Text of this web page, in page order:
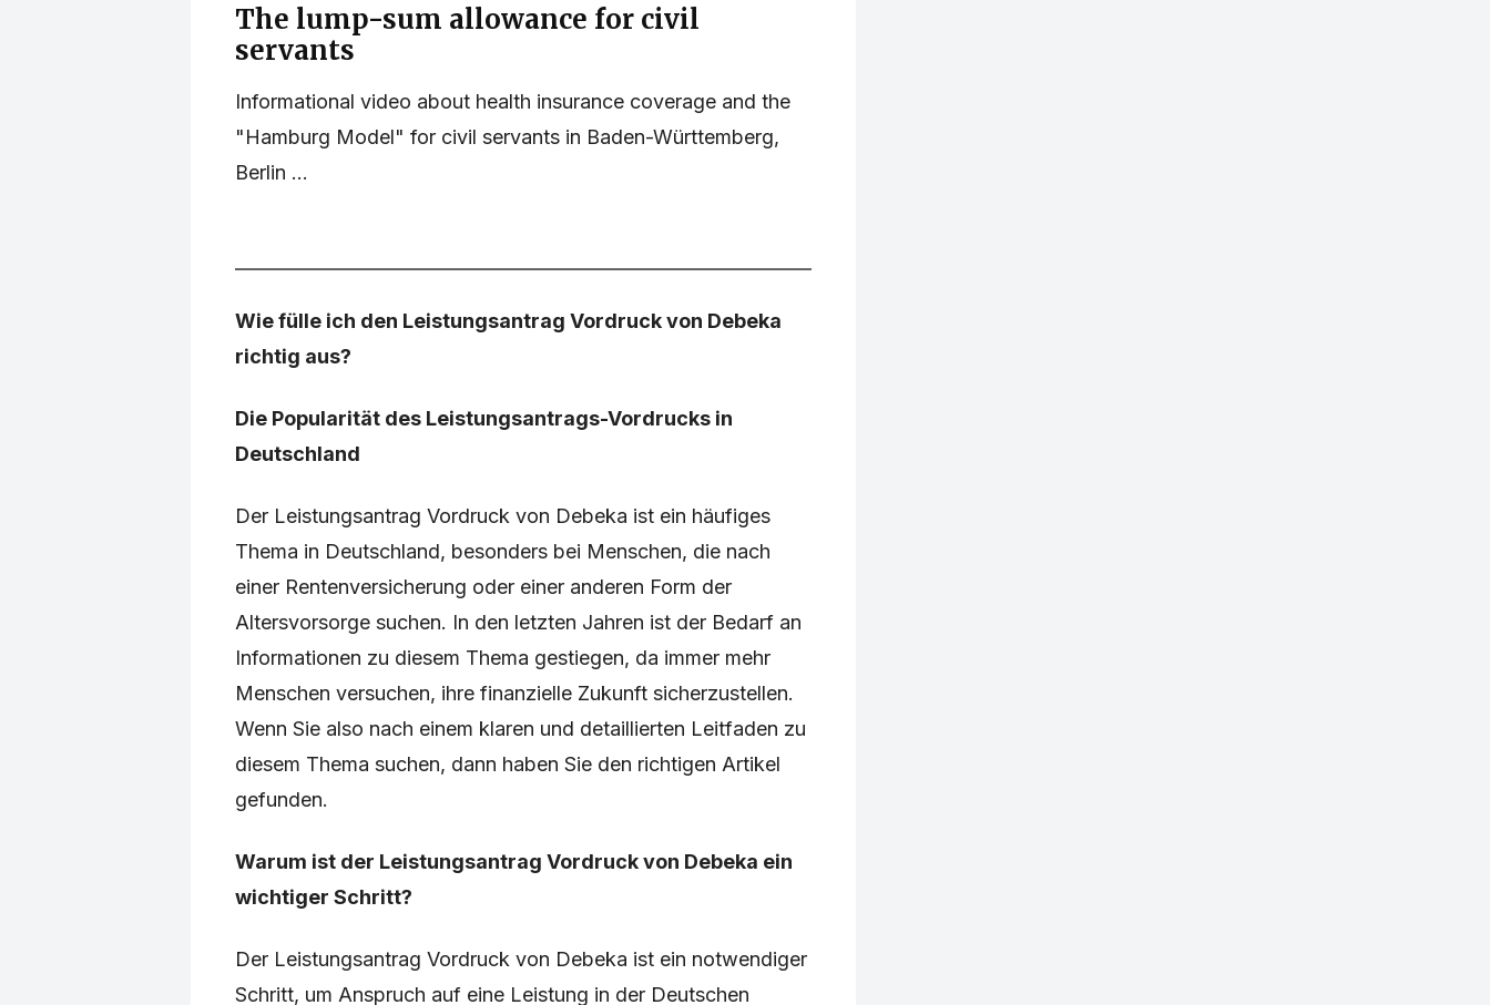
The lump-sum allowance for civil
servants
Informational video about health insurance coverage and the
"Hamburg Model" for civil servants in Baden-Württemberg,
Berlin ...
Wie fülle ich den Leistungsantrag Vordruck von Debeka
richtig aus?
Die Popularität des Leistungsantrags-Vordrucks in
Deutschland
Der Leistungsantrag Vordruck von Debeka ist ein häufiges
Thema in Deutschland, besonders bei Menschen, die nach
einer Rentenversicherung oder einer anderen Form der
Altersvorsorge suchen. In den letzten Jahren ist der Bedarf an
Informationen zu diesem Thema gestiegen, da immer mehr
Menschen versuchen, ihre finanzielle Zukunft sicherzustellen.
Wenn Sie also nach einem klaren und detaillierten Leitfaden zu
diesem Thema suchen, dann haben Sie den richtigen Artikel
gefunden.
Warum ist der Leistungsantrag Vordruck von Debeka ein
wichtiger Schritt?
Der Leistungsantrag Vordruck von Debeka ist ein notwendiger
Schritt, um Anspruch auf eine Leistung in der Deutschen